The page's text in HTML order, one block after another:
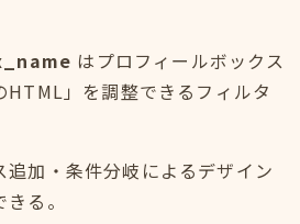
はプロフィールボックス
HTML」を調整できるフィルタ
追加・条件分岐によるデザイン
る。